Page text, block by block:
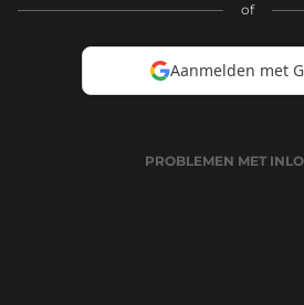
of
Aanmelden met
PROBLEMEN MET